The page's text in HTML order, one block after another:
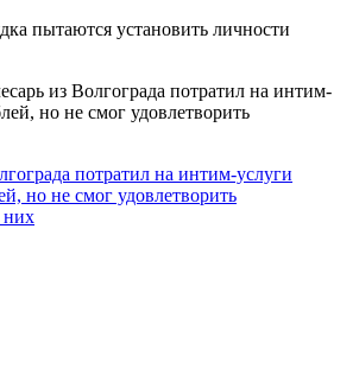
пытаются установить личности
из Волгограда потратил на интим-
но не смог удовлетворить
потратил на интим-услуги
но не смог удовлетворить
них